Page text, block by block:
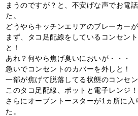
まうのですが？と、不安げな声でお電
た。
どうやらキッチンエリアのブレーカー
まず、タコ足配線をしているコンセン
と！
あれ？何やら焦げ臭いにおいが・・・
急いでコンセントのカバーを外しと！
一部が焦げて脱落してる状態のコンセン
このタコ足配線、ポットと電子レンジ！
さらにオーブントースターが1ヵ所に入
た。